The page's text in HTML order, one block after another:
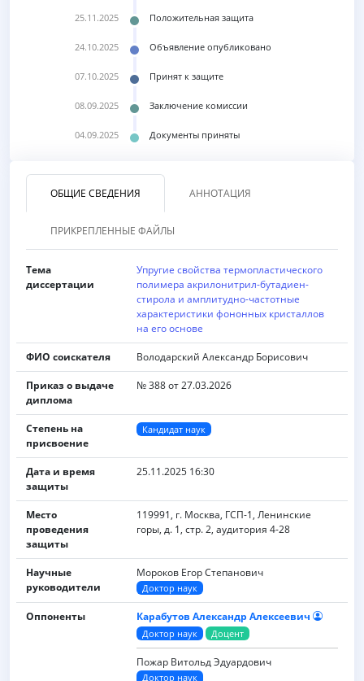
25.11.2025 Положительная защита
24.10.2025 Объявление опубликовано
07.10.2025 Принят к защите
08.09.2025 Заключение комиссии
04.09.2025 Документы приняты
ОБЩИЕ СВЕДЕНИЯ АННОТАЦИЯ
ПРИКРЕПЛЕННЫЕ ФАЙЛЫ
Тема
диссертации
Упругие свойства термопластического
полимера акрилонитрил-бутадиен-
стирола и амплитудно-частотные
характеристики фононных кристаллов
на его основе
ФИО соискателя Володарский Александр Борисович
Приказ о выдаче
диплома
№ 388 от 27.03.2026
Степень на
присвоение
Кандидат наук
Дата и время
защиты
25.11.2025 16:30
Место
проведения
защиты
119991, г. Москва, ГСП-1, Ленинские
горы, д. 1, стр. 2, аудитория 4-28
Научные
руководители
Мороков Егор Степанович
Доктор наук
Оппоненты Карабутов Александр Алексеевич
Доктор наук Доцент
Пожар Витольд Эдуардович
Доктор наук